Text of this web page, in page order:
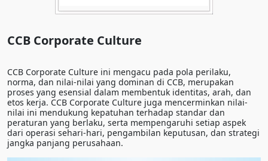
CCB Corporate Culture
CCB Corporate Culture ini mengacu pada pola perilaku,
norma, dan nilai-nilai yang dominan di CCB, merupakan
proses yang esensial dalam membentuk identitas, arah, dan
etos kerja. CCB Corporate Culture juga mencerminkan nilai-
nilai ini mendukung kepatuhan terhadap standar dan
peraturan yang berlaku, serta mempengaruhi setiap aspek
dari operasi sehari-hari, pengambilan keputusan, dan strategi
jangka panjang perusahaan.